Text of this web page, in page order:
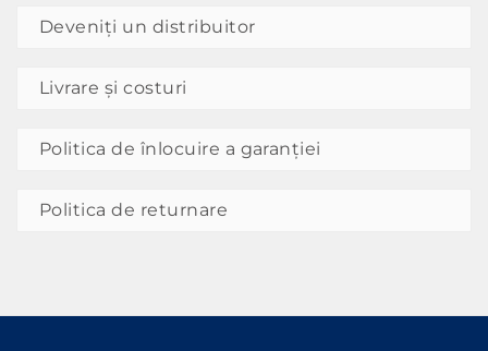
Deveniți un distribuitor
Livrare și costuri
Politica de înlocuire a garanției
Politica de returnare